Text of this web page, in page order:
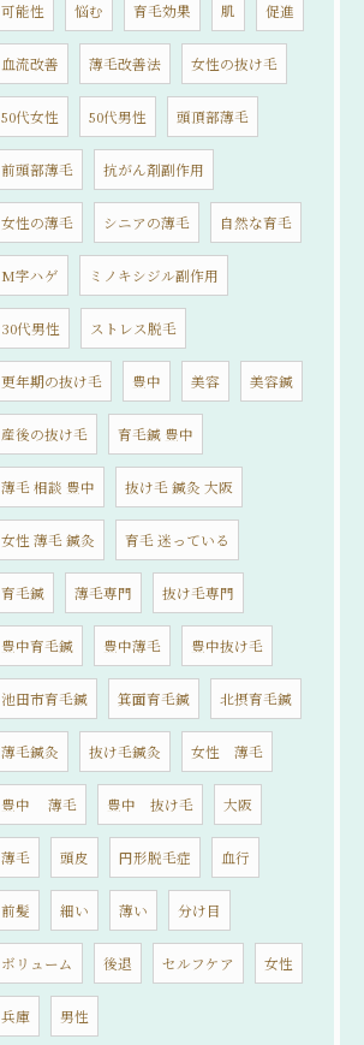
可能性 悩む 育毛効果 肌 促進
血流改善 薄毛改善法 女性の抜け毛
50代女性 50代男性 頭頂部薄毛
前頭部薄毛 抗がん剤副作用
女性の薄毛 シニアの薄毛 自然な育毛
M字ハゲ ミノキシジル副作用
30代男性 ストレス脱毛
更年期の抜け毛 豊中 美容 美容鍼
産後の抜け毛 育毛鍼 豊中
薄毛 相談 豊中 抜け毛 鍼灸 大阪
女性 薄毛 鍼灸 育毛 迷っている
育毛鍼 薄毛専門 抜け毛専門
豊中育毛鍼 豊中薄毛 豊中抜け毛
池田市育毛鍼 箕面育毛鍼 北摂育毛鍼
薄毛鍼灸 抜け毛鍼灸 女性 薄毛
豊中 薄毛 豊中 抜け毛 大阪
薄毛 頭皮 円形脱毛症 血行
前髪 細い 薄い 分け目
ボリューム 後退 セルフケア 女性
兵庫 男性